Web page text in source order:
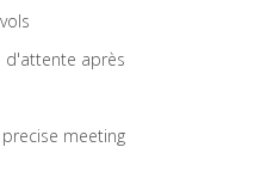
d'attente après
meeting